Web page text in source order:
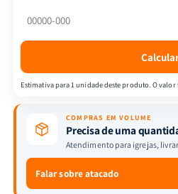
ARC
|
Harpa
Corinhos
Capa
Dura
|
Harpa
e
Corinhos
|
Dura
Estimativa para 1 unidade deste produto. O
COMPRAS EM VOLUME
Precisa de uma
Atendimento para igrejas,
Falar sobre atacado